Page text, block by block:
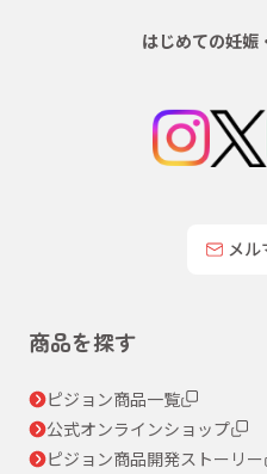
はじめての妊娠
メル
商品を探す
ピジョン商品一覧
公式オンラインショップ
ピジョン商品開発ストーリー